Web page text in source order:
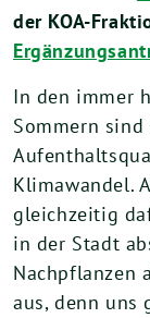
der KOA-
In den immer
Sommern
Klimawandel.
gleichzeitig
in der Stadt
Nachpflanzen
aus, denn uns